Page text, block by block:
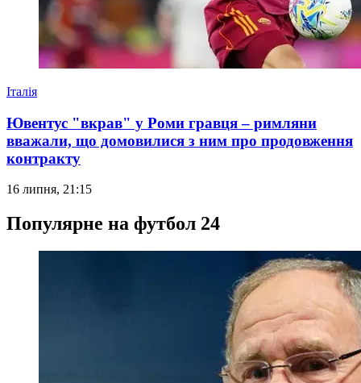
Італія
Ювентус "вкрав" у Роми гравця – римляни
вважали, що домовилися з ним про продовження
контракту
16 липня, 21:15
Популярне на футбол 24